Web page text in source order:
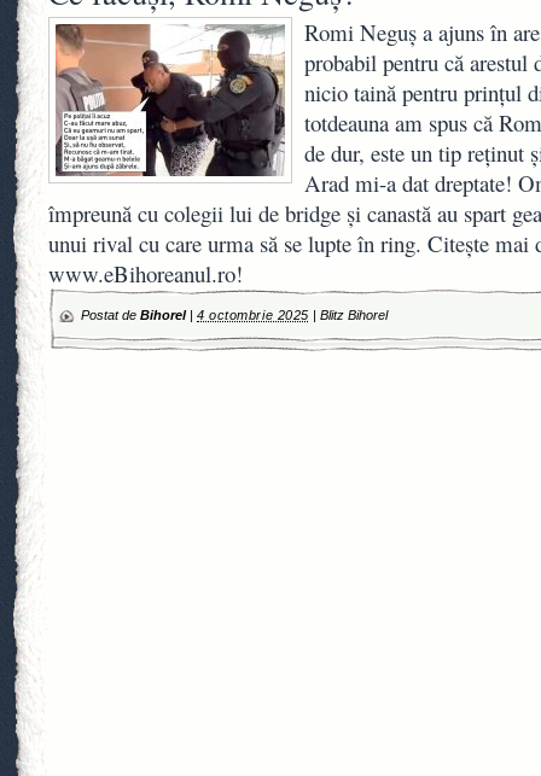
Romi Neguș a ajuns în
probabil pentru că arestul
nicio taină pentru prințul
totdeauna am spus că
de dur, este un tip reținut
Arad mi-a dat dreptate!
împreună cu colegii lui de bridge și canastă au spart
unui rival cu care urma să se lupte în ring. Citește mai
www.eBihoreanul.ro!
Postat de Bihorel| 4 octombrie 2025 | Blitz Bihorel